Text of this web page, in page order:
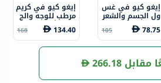
إيغو كيو في غس
ول الجسم والشعر
00 جرام
78.75
105
إيغو كيو في كريم
مرطب للوجه والج
سم للأطفال 500
جرام
134.40
168
266.18